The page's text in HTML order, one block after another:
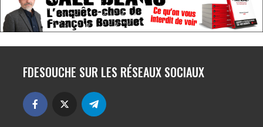
FDESOUCHE SUR LES RÉSEAUX SOCIAUX